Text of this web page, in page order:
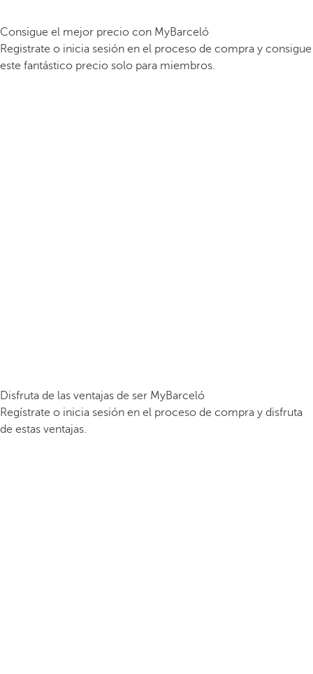
Consigue el mejor precio con MyBarceló
Registrate o inicia sesión en el proceso de compra y consigue
este fantástico precio solo para miembros.
Disfruta de las ventajas de ser MyBarceló
Regístrate o inicia sesión en el proceso de compra y disfruta
de estas ventajas.